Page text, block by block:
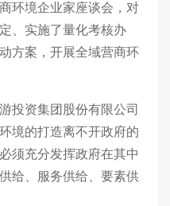
环境企业家座谈会，对
、实施了量化考核办
方案，开展全域营商环
资集团股份有限公司
境的打造离不开政府的
须充分发挥政府在其中
给、服务供给、要素供